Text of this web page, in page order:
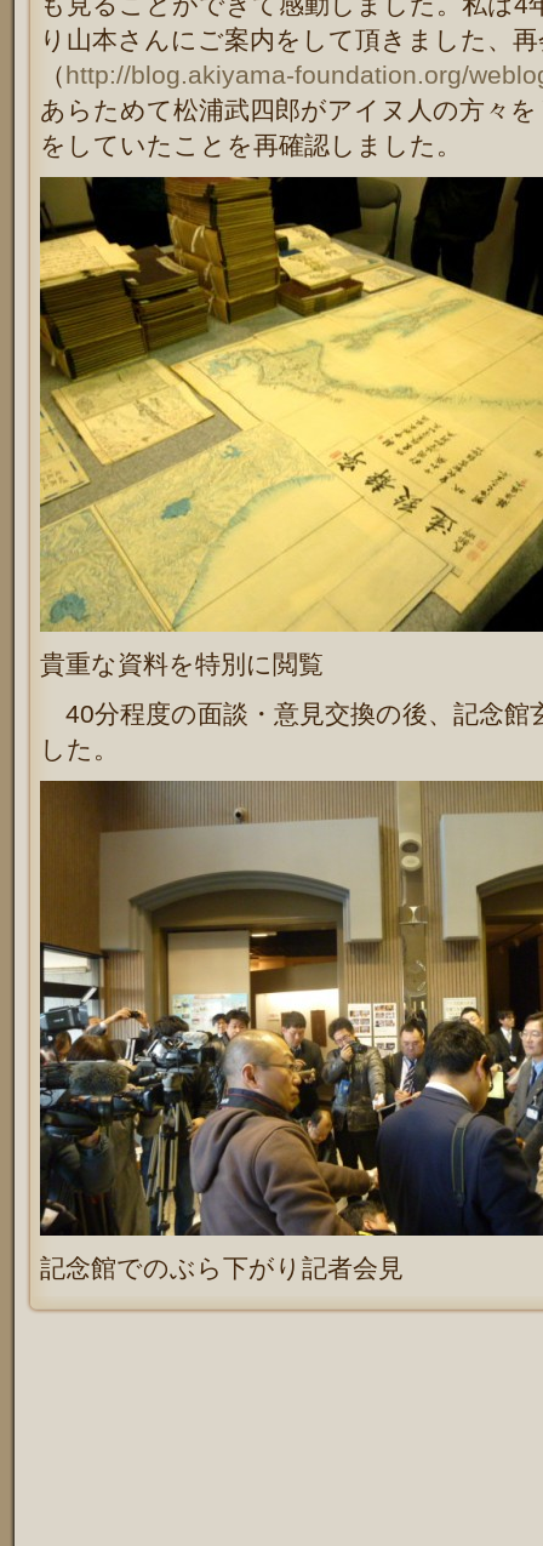
り山本さんにご案内をして頂きました、
（http://blog.akiyama-foundation.org/
あらためて松浦武四郎がアイヌ人の方々
をしていたことを再確認しました。
貴重な資料を特別に閲覧
40分程度の面談・意見交換の後、記念館
した。
記念館でのぶら下がり記者会見